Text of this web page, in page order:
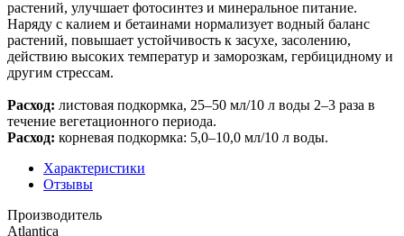
растений, улучшает фотосинтез и минеральное питание.
Наряду с калием и бетаинами нормализует водный баланс
растений, повышает устойчивость к засухе, засолению,
действию высоких температур и заморозкам, гербицидному и
другим стрессам.
Расход: листовая подкормка, 25–50 мл/10 л воды 2–3 раза в
течение вегетационного периода.
Расход: корневая подкормка: 5,0–10,0 мл/10 л воды.
Характеристики
Отзывы
Производитель
Atlantica